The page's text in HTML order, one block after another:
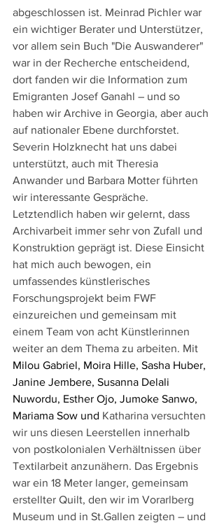
abgeschlossen ist. Meinrad Pichler war
ein wichtiger Berater und Unterstützer,
vor allem sein Buch "Die Auswanderer"
war in der Recherche entscheidend,
dort fanden wir die Information zum
Emigranten Josef Ganahl – und so
haben wir Archive in Georgia, aber auch
auf nationaler Ebene durchforstet.
Severin Holzknecht hat uns dabei
unterstützt, auch mit Theresia
Anwander und Barbara Motter führten
wir interessante Gespräche.
Letztendlich haben wir gelernt, dass
Archivarbeit immer sehr von Zufall und
Konstruktion geprägt ist. Diese Einsicht
hat mich auch bewogen, ein
umfassendes künstlerisches
Forschungsprojekt beim FWF
einzureichen und gemeinsam mit
einem Team von acht Künstlerinnen
weiter an dem Thema zu arbeiten. Mit
Milou Gabriel, Moira Hille, Sasha Huber,
Janine Jembere, Susanna Delali
Nuwordu, Esther Ojo, Jumoke Sanwo,
Mariama Sow und Katharina versuchten
wir uns diesen Leerstellen innerhalb
von postkolonialen Verhältnissen über
Textilarbeit anzunähern. Das Ergebnis
war ein 18 Meter langer, gemeinsam
erstellter Quilt, den wir im Vorarlberg
Museum und in St.Gallen zeigten – und